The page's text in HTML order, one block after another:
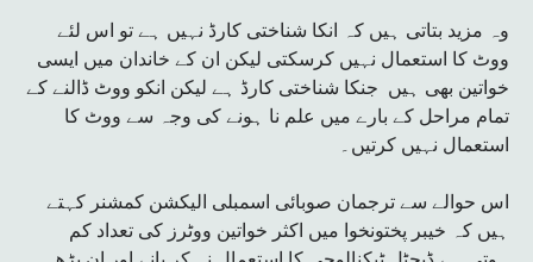
وہ مزید بتاتی ہیں کہ انکا شناختی کارڈ نہیں ہے تو اس لئے
ووٹ کا استعمال نہیں کرسکتی لیکن ان کے خاندان میں ایسی
خواتین بھی ہیں جنکا شناختی کارڈ ہے لیکن انکو ووٹ ڈالنے کے
تمام مراحل کے بارے میں علم نا ہونے کی وجہ سے ووٹ کا
استعمال نہیں کرتیں۔
اس حوالے سے ترجمان صوبائی اسمبلی الیکشن کمشنر کہتے
ہیں کہ خیبر پختونخوا میں اکثر خواتین ووٹرز کی تعداد کم